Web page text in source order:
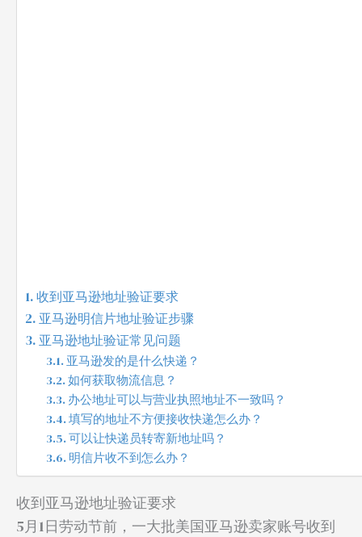
收到亚马逊地址验证要求
亚马逊明信片地址验证步骤
亚马逊地址验证常见问题
亚马逊发的是什么快递？
如何获取物流信息？
办公地址可以与营业执照地址不一致吗？
填写的地址不方便接收快递怎么办？
可以让快递员转寄新地址吗？
明信片收不到怎么办？
收到亚马逊地址验证要求
5月1日劳动节前，一大批美国亚马逊卖家账号收到